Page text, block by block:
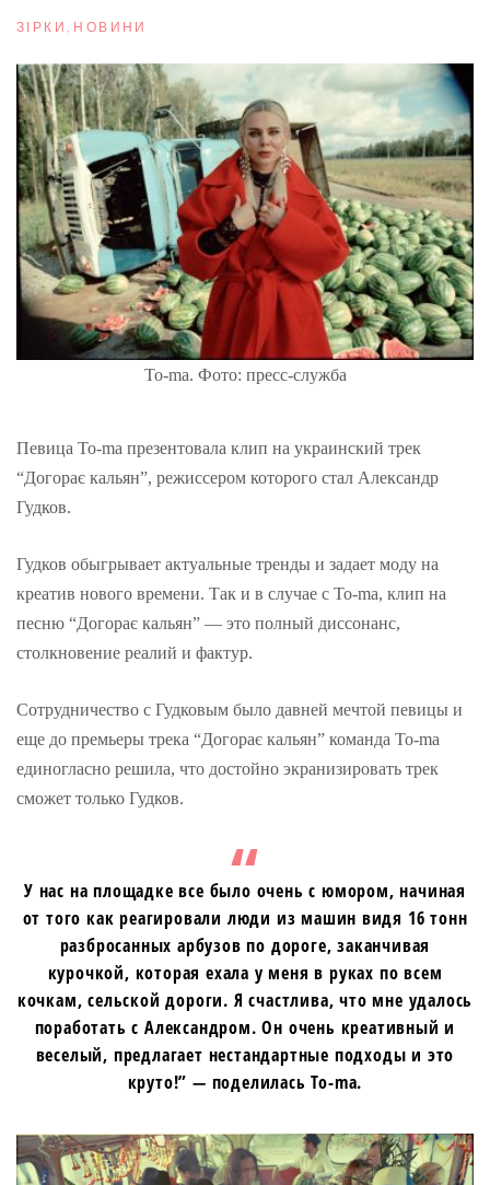
ЗІРКИ , НОВИНИ
To-ma. Фото: пресс-служба
Певица То-ma презентовала клип на украинский трек
“Догорає кальян”, режиссером которого стал Александр
Гудков.
Гудков обыгрывает актуальные тренды и задает моду на
креатив нового времени. Так и в случае с To-ma, клип на
песню “Догорає кальян” — это полный диссонанс,
столкновение реалий и фактур.
Сотрудничество с Гудковым было давней мечтой певицы и
еще до премьеры трека “Догорає кальян” команда To-ma
единогласно решила, что достойно экранизировать трек
сможет только Гудков.
У нас на площадке все было очень с юмором, начиная
от того как реагировали люди из машин видя 16 тонн
разбросанных арбузов по дороге, заканчивая
курочкой, которая ехала у меня в руках по всем
кочкам, сельской дороги. Я счастлива, что мне удалось
поработать с Александром. Он очень креативный и
веселый, предлагает нестандартные подходы и это
круто!” — поделилась To-ma.